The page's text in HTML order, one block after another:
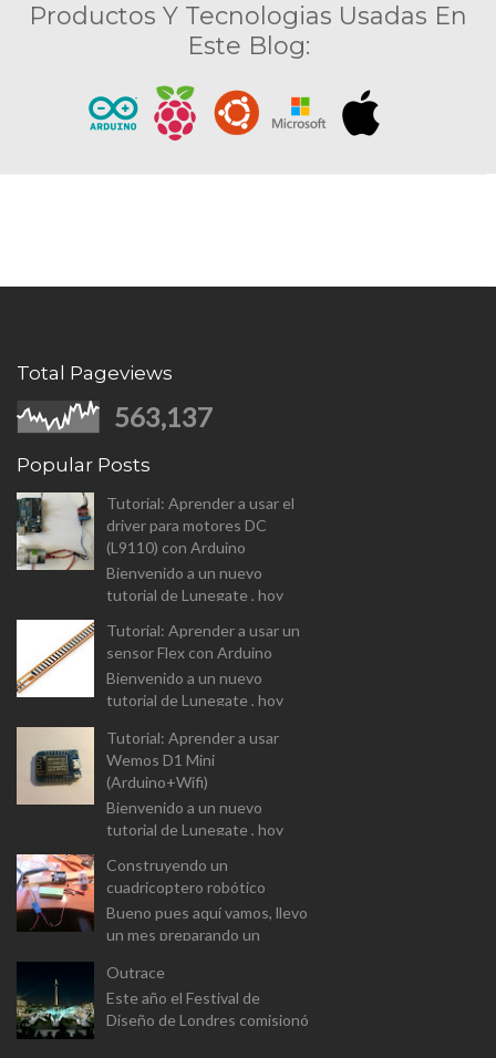
Productos Y Tecnologias Usadas En
Este Blog:
Total Pageviews
563,137
Popular Posts
Tutorial: Aprender a usar el
driver para motores DC
(L9110) con Arduino
Bienvenido a un nuevo
tutorial de Lunegate , hoy
controlar motores DC (L9110
Dual-Chanel H-Bridge). I...
Tutorial: Aprender a usar un
sensor Flex con Arduino
Bienvenido a un nuevo
tutorial de Lunegate , hoy
componente un tanto
diferente, y que las
aplicaciones estarán...
Tutorial: Aprender a usar
Wemos D1 Mini
(Arduino+Wifi)
Bienvenido a un nuevo
tutorial de Lunegate , hoy
Arduino equipado con un
modulo Wifi. El Wemos D1
Mini v...
Construyendo un
cuadricoptero robótico
Bueno pues aquí vamos, llevo
un mes preparando un
(aunque a este paso sera
proyecto personal). Se trata
de constr...
Outrace
Este año el Festival de
Diseño de Londres comisionó